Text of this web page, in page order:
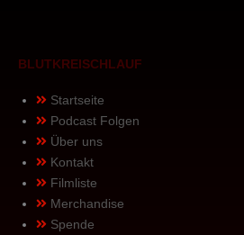
BLUTKREISCHLAUF
Startseite
Podcast Folgen
Über uns
Kontakt
Filmliste
Merchandise
Spende